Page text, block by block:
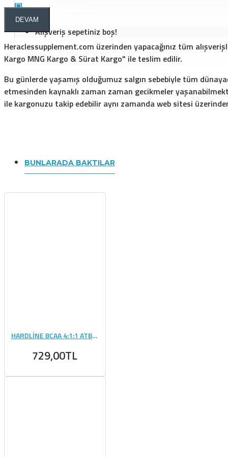
Alışveriş sepetiniz boş!
DEVAM
Heraclessupplement.com üzerinden yapacağınız tüm
Kargo MNG Kargo & Sürat Kargo" ile teslim edilir.
Bu günlerde yaşamış olduğumuz salgın sebebiyle tüm
etmesinden kaynaklı zaman zaman gecikmeler
ile kargonuzu takip edebilir aynı zamanda web sitesi
BUNLARADA BAKTILAR
HARDLİNE BCAA 4:1:1 ATB6 120 TABLET
729,00TL